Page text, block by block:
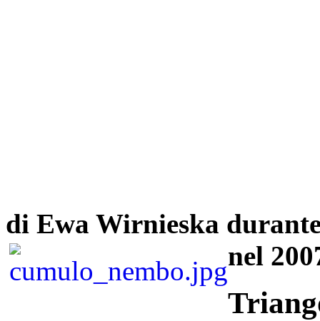
di Ewa Wirnieska
nel